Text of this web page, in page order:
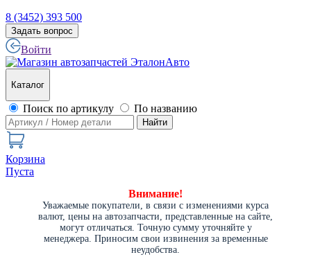
8 (3452) 393 500
Задать вопрос
Войти
Каталог
Поиск по артикулу По названию
Найти
Корзина
Пуста
Внимание!
Уважаемые покупатели, в связи с изменениями курса
валют, цены на автозапчасти, представленные на сайте,
могут отличаться. Точную сумму уточняйте у
менеджера. Приносим свои извинения за временные
неудобства.